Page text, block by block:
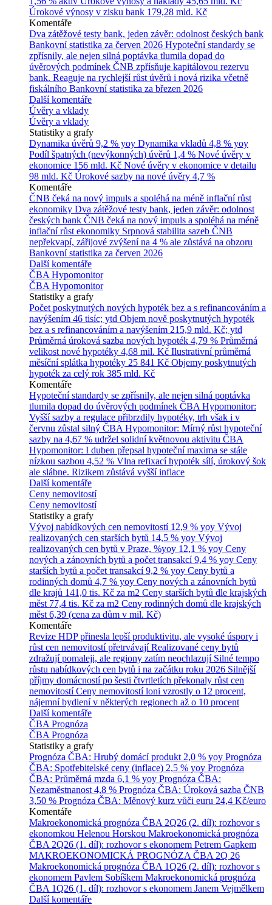
Úrokové výnosy v zisku bank 179,28 mld. Kč
Komentáře
Dva zátěžové testy bank, jeden závěr: odolnost českých bank
Bankovní statistika za červen 2026 Hypoteční standardy se
zpřísnily, ale nejen silná poptávka tlumila dopad do
úvěrových podmínek ČNB zpřísňuje kapitálovou rezervu
bank. Reaguje na rychlejší růst úvěrů i nová rizika včetně
fiskálního Bankovní statistika za březen 2026
Další komentáře
Úvěry a vklady
Úvěry a vklady
Statistiky a grafy
Dynamika úvěrů 9,2 % yoy Dynamika vkladů 4,8 % yoy
Podíl špatných (nevýkonných) úvěrů 1,4 % Nové úvěry v
ekonomice 156 mld. Kč Nové úvěry v ekonomice v detailu
98 mld. Kč Úrokové sazby na nové úvěry 4,7 %
Komentáře
ČNB čeká na nový impuls a spoléhá na méně inflační růst
ekonomiky Dva zátěžové testy bank, jeden závěr: odolnost
českých bank ČNB čeká na nový impuls a spoléhá na méně
inflační růst ekonomiky Srpnová stabilita sazeb ČNB
nepřekvapí, zářijové zvýšení na 4 % ale zůstává na obzoru
Bankovní statistika za červen 2026
Další komentáře
ČBA Hypomonitor
ČBA Hypomonitor
Statistiky a grafy
Počet poskytnutých nových hypoték bez a s refinancováním a
navýšením 46 tisíc; ytd Objem nově poskytnutých hypoték
bez a s refinancováním a navýšením 215,9 mld. Kč; ytd
Průměrná úroková sazba nových hypoték 4,79 % Průměrná
velikost nové hypotéky 4,68 mil. Kč Ilustrativní průměrná
měsíční splátka hypotéky 25 841 Kč Objemy poskytnutých
hypoték za celý rok 385 mld. Kč
Komentáře
Hypoteční standardy se zpřísnily, ale nejen silná poptávka
tlumila dopad do úvěrových podmínek ČBA Hypomonitor:
Vyšší sazby a regulace přibrzdily hypotéky, trh však i v
červnu zůstal silný ČBA Hypomonitor: Mírný růst hypoteční
sazby na 4,67 % udržel solidní květnovou aktivitu ČBA
Hypomonitor: I duben přepsal hypoteční maxima se stále
nízkou sazbou 4,52 % Vlna refixací hypoték sílí, úrokový šok
ale slábne. Rizikem zůstává vyšší inflace
Další komentáře
Ceny nemovitostí
Ceny nemovitostí
Statistiky a grafy
Vývoj nabídkových cen nemovitostí 12,9 % yoy Vývoj
realizovaných cen starších bytů 14,5 % yoy Vývoj
realizovaných cen bytů v Praze, %yoy 12,1 % yoy Ceny
nových a zánovních bytů a počet transakcí 9,4 % yoy Ceny
starších bytů a počet transakcí 9,2 % yoy Ceny bytů a
rodinných domů 4,7 % yoy Ceny nových a zánovních bytů
dle krajů 141,0 tis. Kč za m2 Ceny starších bytů dle krajských
měst 77,4 tis. Kč za m2 Ceny rodinných domů dle krajských
měst 6,39 (cena za dům v mil. Kč)
Komentáře
Revize HDP přinesla lepší produktivitu, ale vysoké úspory i
růst cen nemovitostí přetrvávají Realizované ceny bytů
zdražují pomaleji, ale regiony zatím neochlazují Silné tempo
růstu nabídkových cen bytů i na začátku roku 2026 Silnější
příjmy domácností po šesti čtvrtletích překonaly růst cen
nemovitostí Ceny nemovitostí loni vzrostly o 12 procent,
nájemní bydlení v některých regionech až o 10 procent
Další komentáře
ČBA Prognóza
ČBA Prognóza
Statistiky a grafy
Prognóza ČBA: Hrubý domácí produkt 2,0 % yoy Prognóza
ČBA: Spotřebitelské ceny (inflace) 2,5 % yoy Prognóza
ČBA: Průměrná mzda 6,1 % yoy Prognóza ČBA:
Nezaměstnanost 4,8 % Prognóza ČBA: Úroková sazba ČNB
3,50 % Prognóza ČBA: Měnový kurz vůči euru 24,4 Kč/euro
Komentáře
Makroekonomická prognóza ČBA 2Q26 (2. díl): rozhovor s
ekonomkou Helenou Horskou Makroekonomická prognóza
ČBA 2Q26 (1. díl): rozhovor s ekonomem Petrem Gapkem
MAKROEKONOMICKÁ PROGNÓZA ČBA 2Q 26
Makroekonomická prognóza ČBA 1Q26 (2. díl): rozhovor s
ekonomem Pavlem Sobíškem Makroekonomická prognóza
ČBA 1Q26 (1. díl): rozhovor s ekonomem Janem Vejmělkem
Další komentáře